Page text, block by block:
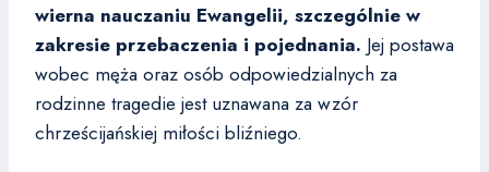
wierna nauczaniu Ewangelii, szczególnie w
zakresie przebaczenia i pojednania. Jej postawa
wobec męża oraz osób odpowiedzialnych za
rodzinne tragedie jest uznawana za wzór
chrześcijańskiej miłości bliźniego.